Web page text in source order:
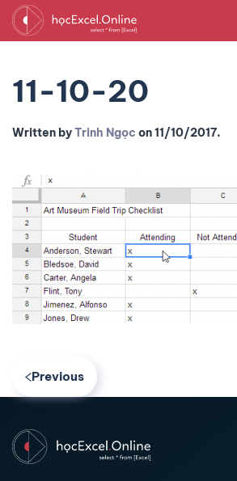
11-10-20
Written byTrinh Ngọc on11/10/2017.
Previous